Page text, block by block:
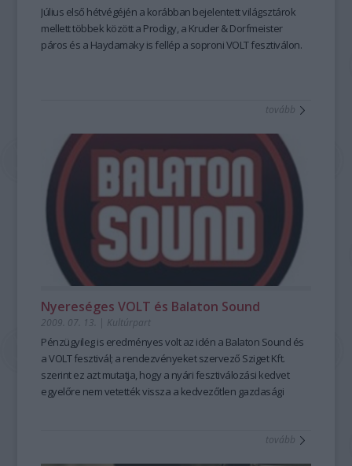
Július első hétvégéjén a korábban bejelentett világsztárok
mellett többek között a Prodigy, a Kruder & Dorfmeister
páros és a Haydamaky is fellép a soproni VOLT fesztiválon.
tovább
Nyereséges VOLT és Balaton Sound
2009. 07. 13. | Kultúrpart
Pénzügyileg is eredményes volt az idén a Balaton Sound és
a VOLT fesztivál; a rendezvényeket szervező Sziget Kft.
szerint ez azt mutatja, hogy a nyári fesztiválozási kedvet
egyelőre nem vetették vissza a kedvezőtlen gazdasági
tovább